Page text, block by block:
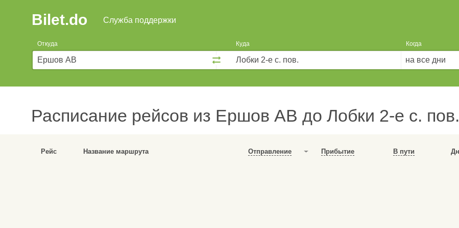
Поиск
покупка
билетов
автобус
онлайн
Bilet.do Служба поддержки
Откуда Куда Когда
на все дни
Расписание рейсов из Ершов АВ до Лобки 2-е с. пов.
Рейс Название маршрута Отправление Прибытие В пути